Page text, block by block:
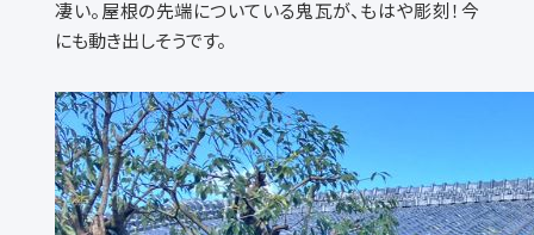
凄い。屋根の先端についている鬼瓦が、もはや彫刻！今
にも動き出しそうです。